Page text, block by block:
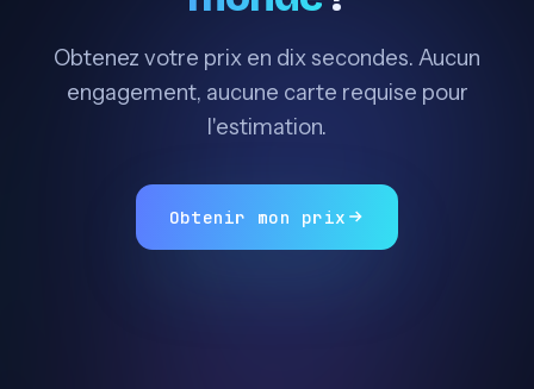
Obtenez votre prix en dix secondes. Aucun
engagement, aucune carte requise pour
l'estimation.
Obtenir mon prix